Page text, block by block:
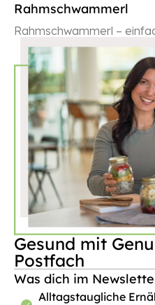
Rahmschwammerl
Rahmschwammerl –
WEITERLESEN
Gesund mit
Postfach
Was dich im
Alltagstaugliche